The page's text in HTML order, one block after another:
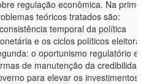
regulação econômica. Na
teóricos tratados são:
temporal da política
e os ciclos políticos
o oportunismo regulatório e
de manutenção da
para elevar os investimentos